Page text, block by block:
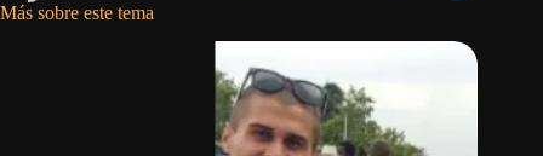
Más sobre este tema